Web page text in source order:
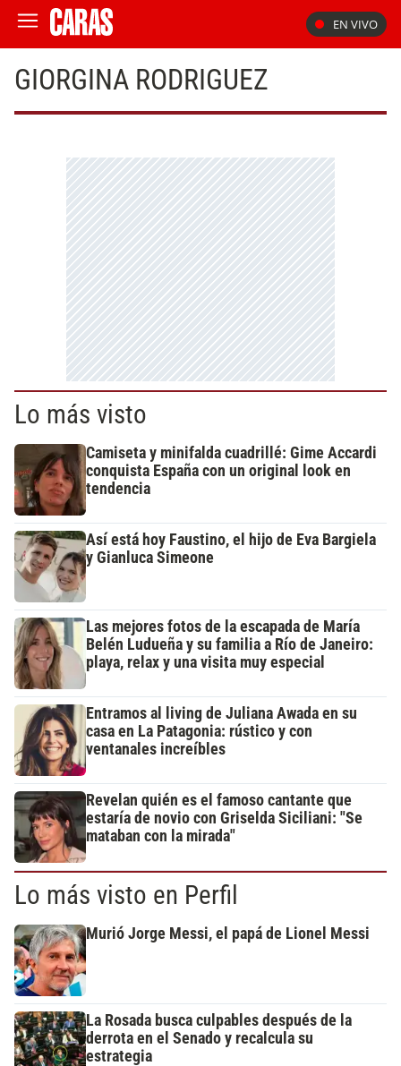
EN VIVO
GIORGINA RODRIGUEZ
Lo más visto
Camiseta y minifalda cuadrillé: Gime Accardi
conquista España con un original look en
tendencia
Así está hoy Faustino, el hijo de Eva Bargiela
y Gianluca Simeone
Las mejores fotos de la escapada de María
Belén Ludueña y su familia a Río de Janeiro:
playa, relax y una visita muy especial
Entramos al living de Juliana Awada en su
casa en La Patagonia: rústico y con
ventanales increíbles
Revelan quién es el famoso cantante que
estaría de novio con Griselda Siciliani: "Se
mataban con la mirada"
Lo más visto en Perfil
Murió Jorge Messi, el papá de Lionel Messi
La Rosada busca culpables después de la
derrota en el Senado y recalcula su
estrategia